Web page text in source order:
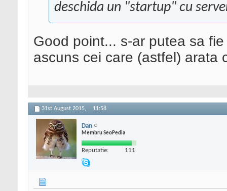
deschida un "startup" cu
Good point... s-ar putea sa
ascuns cei care (astfel) arata
31st August 2015, 11:58
Dan
Membru SeoPedia
Reputatie: 111